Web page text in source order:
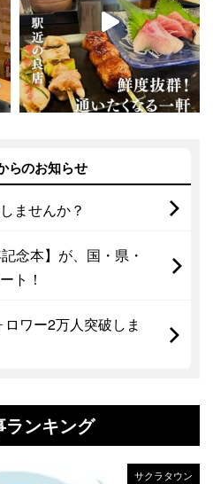
らのお知らせ
ませんか？
念本】が、国・県・
ト！
ワー2万人突破しま
ランキング
サクラタウン